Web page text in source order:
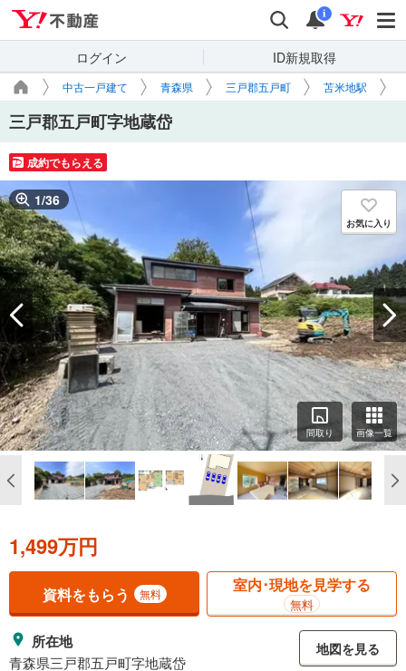
検索 通知
i
ログイン ID新規取得
中古一戸建て 青森県 三戸郡五戸町 苫米地駅
三戸郡五戸町字地蔵岱
成約でもらえる
1/36
お気に入り
間取り 画像一覧
1,499万円
資料をもらう 無料 室内･現地を見学する
無料
所在地
青森県三戸郡五戸町字地蔵岱
地図を見る